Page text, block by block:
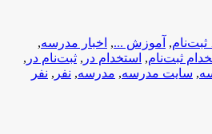
, آموزش ..., اخبار مدرسه,
ثبت‌نام, استخدام در , ثبت‌نام در ,
, سایت مدرسه, مدرسه, نفر , نفر